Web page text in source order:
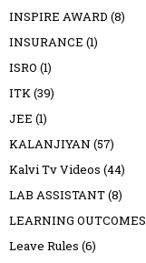
INSPIRE AWARD (8)
INSURANCE (1)
ISRO (1)
ITK(39)
JEE (1)
KALANJIYAN (57)
Kalvi Tv Videos (44)
LAB ASSISTANT(8)
LEARNING OUTCOMES
Leave Rules (6)